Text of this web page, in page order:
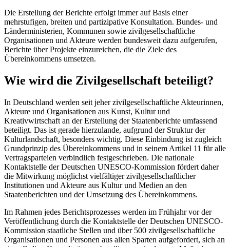
Die Erstellung der Berichte erfolgt immer auf Basis einer
mehrstufigen, breiten und partizipative Konsultation. Bundes- und
Länderministerien, Kommunen sowie zivilgesellschaftliche
Organisationen und Akteure werden bundesweit dazu aufgerufen,
Berichte über Projekte einzureichen, die die Ziele des
Übereinkommens umsetzen.
Wie wird die Zivilgesellschaft beteiligt?
In Deutschland werden seit jeher zivilgesellschaftliche Akteurinnen,
Akteure und Organisationen aus Kunst, Kultur und
Kreativwirtschaft an der Erstellung der Staatenberichte umfassend
beteiligt. Das ist gerade hierzulande, aufgrund der Struktur der
Kulturlandschaft, besonders wichtig. Diese Einbindung ist zugleich
Grundprinzip des Übereinkommens und in seinem Artikel 11 für alle
Vertragsparteien verbindlich festgeschrieben. Die nationale
Kontaktstelle der Deutschen UNESCO-Kommission fördert daher
die Mitwirkung möglichst vielfältiger zivilgesellschaftlicher
Institutionen und Akteure aus Kultur und Medien an den
Staatenberichten und der Umsetzung des Übereinkommens.
Im Rahmen jedes Berichtsprozesses werden im Frühjahr vor der
Veröffentlichung durch die Kontaktstelle der Deutschen UNESCO-
Kommission staatliche Stellen und über 500 zivilgesellschaftliche
Organisationen und Personen aus allen Sparten aufgefordert, sich an